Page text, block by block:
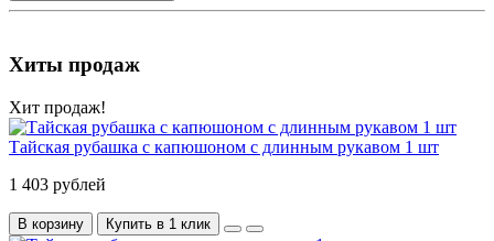
Хиты продаж
Хит продаж!
Тайская рубашка с капюшоном с длинным рукавом 1 шт
1 403 рублей
В корзину Купить в 1 клик